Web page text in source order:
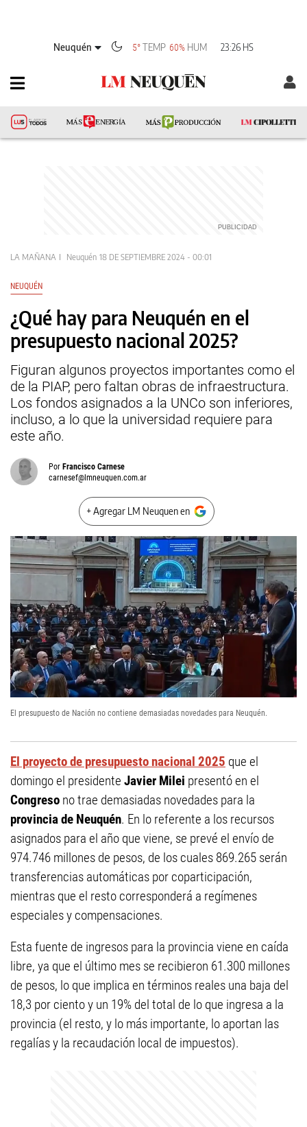
Neuquén 5°TEMP 60% HUM 23:26 HS
LA MAÑANA Neuquén 18 DE SEPTIEMBRE 2024 - 00:01
NEUQUÉN
¿Qué hay para Neuquén en el
presupuesto nacional 2025?
Figuran algunos proyectos importantes como el
de la PIAP, pero faltan obras de infraestructura.
Los fondos asignados a la UNCo son inferiores,
incluso, a lo que la universidad requiere para
este año.
Por Francisco Carnese
carnesef@lmneuquen.com.ar
+ Agregar LM Neuquen en
El presupuesto de Nación no contiene demasiadas novedades para Neuquén.
El proyecto de presupuesto nacional 2025 que el
domingo el presidente Javier Milei presentó en el
Congreso no trae demasiadas novedades para la
provincia de Neuquén. En lo referente a los recursos
asignados para el año que viene, se prevé el envío de
974.746 millones de pesos, de los cuales 869.265 serán
transferencias automáticas por coparticipación,
mientras que el resto corresponderá a regímenes
especiales y compensaciones.
Esta fuente de ingresos para la provincia viene en caída
libre, ya que el último mes se recibieron 61.300 millones
de pesos, lo que implica en términos reales una baja del
18,3 por ciento y un 19% del total de lo que ingresa a la
provincia (el resto, y lo más importante, lo aportan las
regalías y la recaudación local de impuestos).